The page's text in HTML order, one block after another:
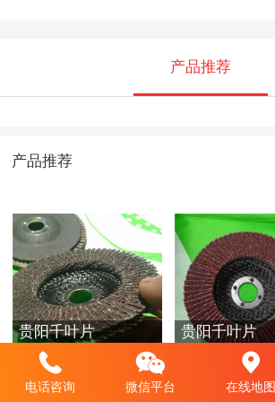
产品推荐
产品推荐
贵阳千叶片 贵阳千叶片
电话咨询 微信平台 在线地图